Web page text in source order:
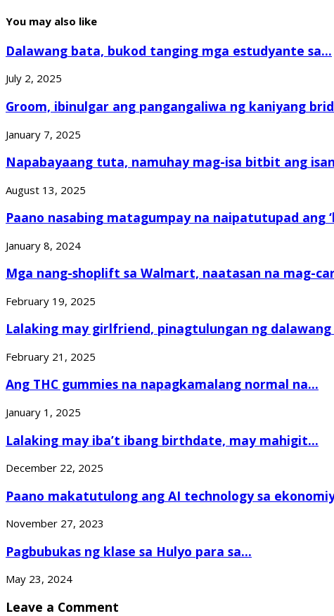
You may also like
Dalawang bata, bukod tanging mga estudyante sa...
July 2, 2025
Groom, ibinulgar ang pangangaliwa ng kaniyang
January 7, 2025
Napabayaang tuta, namuhay mag-isa bitbit ang
August 13, 2025
Paano nasabing matagumpay na naipatutupad ang
January 8, 2024
Mga nang-shoplift sa Walmart, naatasan na mag-
February 19, 2025
Lalaking may girlfriend, pinagtulungan ng dalawang
February 21, 2025
Ang THC gummies na napagkamalang normal na...
January 1, 2025
Lalaking may iba’t ibang birthdate, may mahigit...
December 22, 2025
Paano makatutulong ang AI technology sa
November 27, 2023
Pagbubukas ng klase sa Hulyo para sa...
May 23, 2024
Leave a Comment